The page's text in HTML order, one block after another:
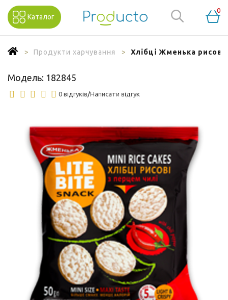
Каталог
0
Продукти харчування Хлібці Жменька
Модель: 182845
0 відгуків/Написати відгук